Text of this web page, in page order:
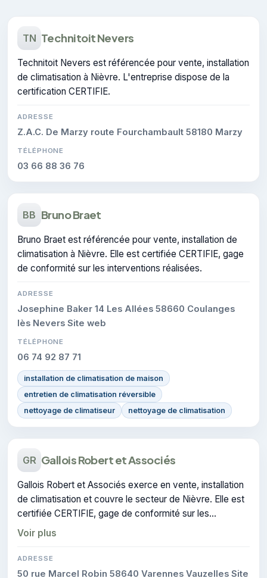
TN Technitoit Nevers
Technitoit Nevers est référencée pour vente, installation
de climatisation à Nièvre. L'entreprise dispose de la
certification CERTIFIE.
ADRESSE
Z.A.C. De Marzy route Fourchambault 58180 Marzy
TÉLÉPHONE
03 66 88 36 76
BB Bruno Braet
Bruno Braet est référencée pour vente, installation de
climatisation à Nièvre. Elle est certifiée CERTIFIE, gage
de conformité sur les interventions réalisées.
ADRESSE
Josephine Baker 14 Les Allées 58660 Coulanges
lès Nevers Site web
TÉLÉPHONE
06 74 92 87 71
installation de climatisation de maison
entretien de climatisation réversible
nettoyage de climatiseur
nettoyage de climatisation
GR Gallois Robert et Associés
Gallois Robert et Associés exerce en vente, installation
de climatisation et couvre le secteur de Nièvre. Elle est
certifiée CERTIFIE, gage de conformité sur les
interventions réalisées.
Voir plus
ADRESSE
50 rue Marcel Robin 58640 Varennes Vauzelles Site